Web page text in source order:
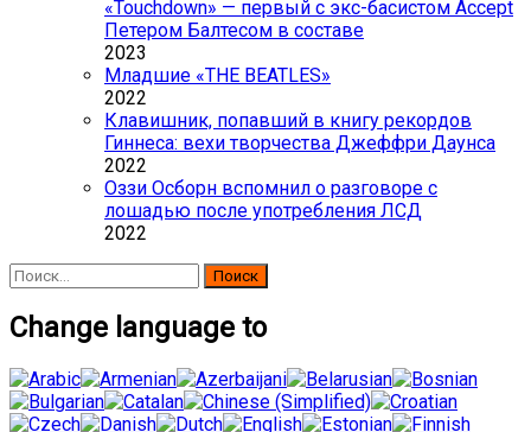
«Touchdown» — первый с экс-басистом Accept
Петером Балтесом в составе
2023
Младшие «THE BEATLES»
2022
Клавишник, попавший в книгу рекордов
Гиннеса: вехи творчества Джеффри Даунса
2022
Оззи Осборн вспомнил о разговоре с
лошадью после употребления ЛСД
2022
Найти:
Change language to